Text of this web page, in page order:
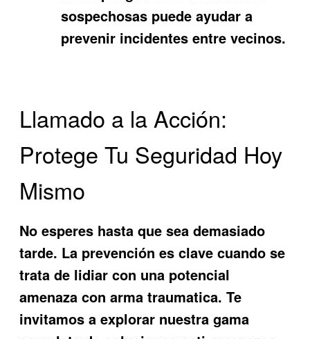
sospechosas puede ayudar a
prevenir incidentes entre vecinos.
Llamado a la Acción:
Protege Tu Seguridad Hoy
Mismo
No esperes hasta que sea demasiado
tarde. La prevención es clave cuando se
trata de lidiar con una potencial
amenaza con arma traumatica. Te
invitamos a explorar nuestra gama